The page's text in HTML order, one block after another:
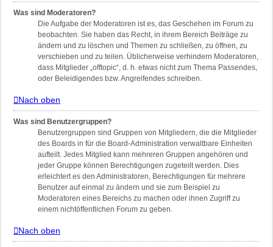
Was sind Moderatoren?
Die Aufgabe der Moderatoren ist es, das Geschehen im Forum zu
beobachten. Sie haben das Recht, in ihrem Bereich Beiträge zu
ändern und zu löschen und Themen zu schließen, zu öffnen, zu
verschieben und zu teilen. Üblicherweise verhindern Moderatoren,
dass Mitglieder „offtopic“, d. h. etwas nicht zum Thema Passendes,
oder Beleidigendes bzw. Angreifendes schreiben.
Nach oben
Was sind Benutzergruppen?
Benutzergruppen sind Gruppen von Mitgliedern, die die Mitglieder
des Boards in für die Board-Administration verwaltbare Einheiten
aufteilt. Jedes Mitglied kann mehreren Gruppen angehören und
jeder Gruppe können Berechtigungen zugeteilt werden. Dies
erleichtert es den Administratoren, Berechtigungen für mehrere
Benutzer auf einmal zu ändern und sie zum Beispiel zu
Moderatoren eines Bereichs zu machen oder ihnen Zugriff zu
einem nichtöffentlichen Forum zu geben.
Nach oben